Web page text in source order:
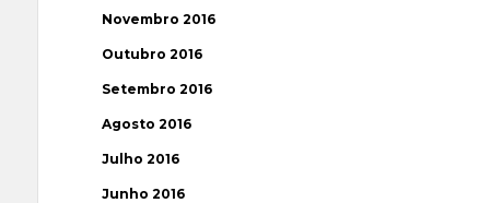
Novembro 2016
Outubro 2016
Setembro 2016
Agosto 2016
Julho 2016
Junho 2016